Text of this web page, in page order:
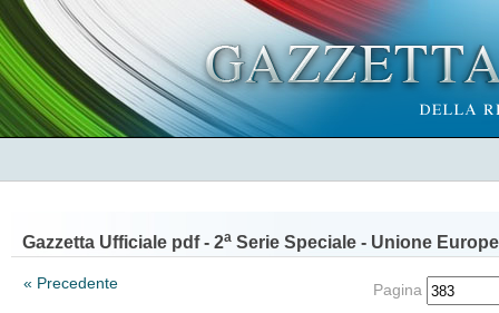
Gazzetta Ufficiale pdf - 2a Serie Speciale - Unione
« Precedente Pagina